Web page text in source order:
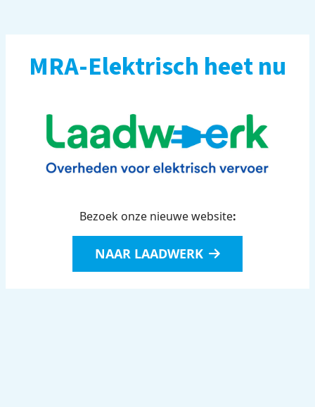
MRA-Elektrisch heet nu
Bezoek onze nieuwe website:
NAAR LAADWERK